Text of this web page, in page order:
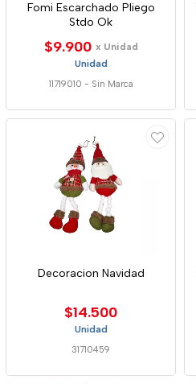
Fomi Escarchado Pliego
Stdo Ok
$9.900 x Unidad
Unidad
11719010 - Sin Marca
Decoracion Navidad
$14.500
Unidad
31710459